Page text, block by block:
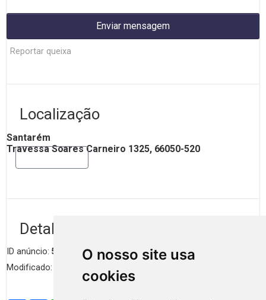
O nosso site usa
cookies
Enviar mensagem
Reportar queixa
Localização
Santarém
Travessa Soares Carneiro 1325, 66050-520
Detalhes de anúncio
ID anúncio: 5683 Visualizações 151
Modificado:
Categoria: